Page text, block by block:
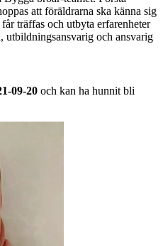
att föräldrarna ska känna sig
träffas och utbyta erfarenheter
utbildningsansvarig och ansvarig
09-20 och kan ha hunnit bli